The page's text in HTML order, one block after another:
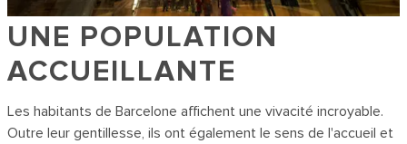
UNE POPULATION
ACCUEILLANTE
Les habitants de Barcelone affichent une vivacité incroyable.
Outre leur gentillesse, ils ont également le sens de l'accueil et